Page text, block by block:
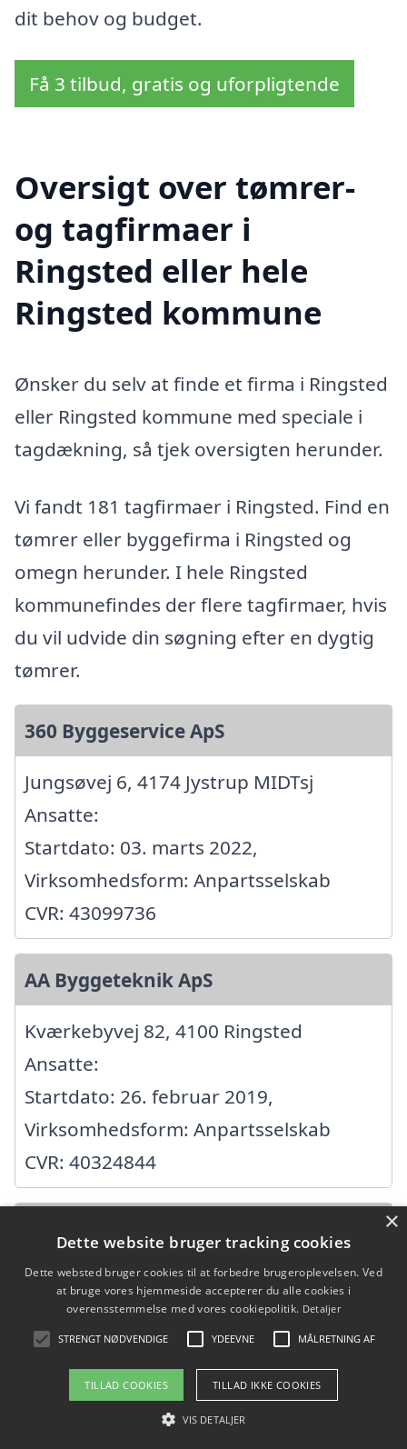
dit behov og budget.
Få 3 tilbud, gratis og uforpligtende
Oversigt over tømrer-
og tagfirmaer i
Ringsted eller hele
Ringsted kommune
Ønsker du selv at finde et firma i Ringsted
eller Ringsted kommune med speciale i
tagdækning, så tjek oversigten herunder.
Vi fandt 181 tagfirmaer i Ringsted. Find en
tømrer eller byggefirma i Ringsted og
omegn herunder. I hele Ringsted
kommunefindes der flere tagfirmaer, hvis
du vil udvide din søgning efter en dygtig
tømrer.
360 Byggeservice ApS
Jungsøvej 6, 4174 Jystrup MIDTsj
Ansatte:
Startdato: 03. marts 2022,
Virksomhedsform: Anpartsselskab
CVR: 43099736
AA Byggeteknik ApS
Kværkebyvej 82, 4100 Ringsted
Ansatte:
Startdato: 26. februar 2019,
Virksomhedsform: Anpartsselskab
CVR: 40324844
Ålbækvej 25, 4174 Jystrup MIDTsj
Ansatte: 0
Startdato: 04. november 2012,
Virksomhedsform:
Enkeltmandsvirksomhed
×
Dette website bruger tracking cookies
Dette websted bruger cookies til at forbedre brugeroplevelsen. Ved
at bruge vores hjemmeside accepterer du alle cookies i
overensstemmelse med vores cookiepolitik. Detaljer
STRENGT NØDVENDIGE YDEEVNE MÅLRETNING AF
TILLAD COOKIES TILLAD IKKE COOKIES
VIS DETALJER